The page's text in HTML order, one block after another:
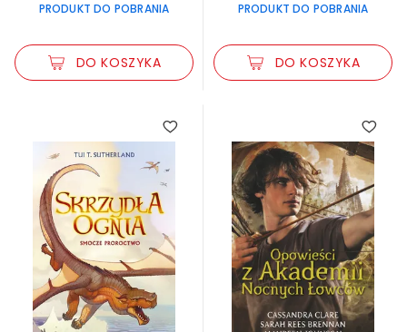
PRODUKT DO POBRANIA
DO KOSZYKA
PRODUKT DO POBRANIA
DO KOSZYKA
5.00